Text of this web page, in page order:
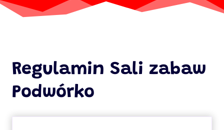
Regulamin Sali zabaw
Podwórko